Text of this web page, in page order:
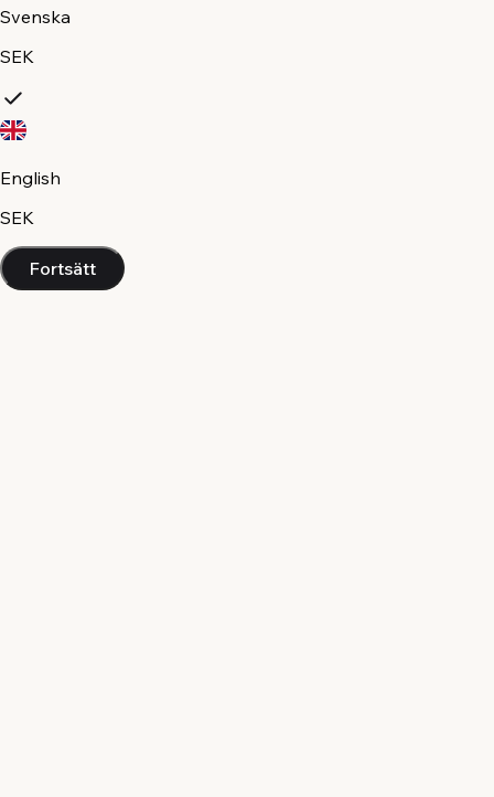
Svenska
SEK
English
SEK
Fortsätt